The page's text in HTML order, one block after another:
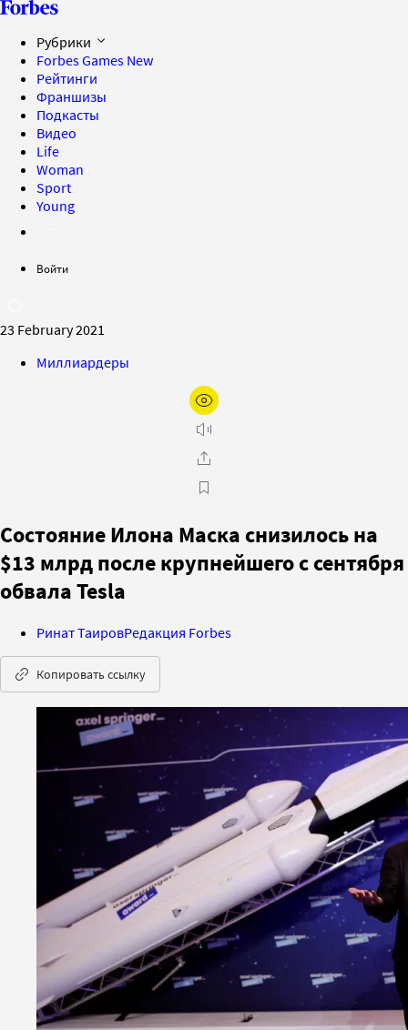
Рубрики
Forbes Games New
Рейтинги
Франшизы
Подкасты
Видео
Life
Woman
Sport
Young
Войти
23 February 2021
Миллиардеры
Состояние Илона Маска снизилось на
$13 млрд после крупнейшего с сентября
обвала Tesla
Ринат ТаировРедакция Forbes
Копировать ссылку